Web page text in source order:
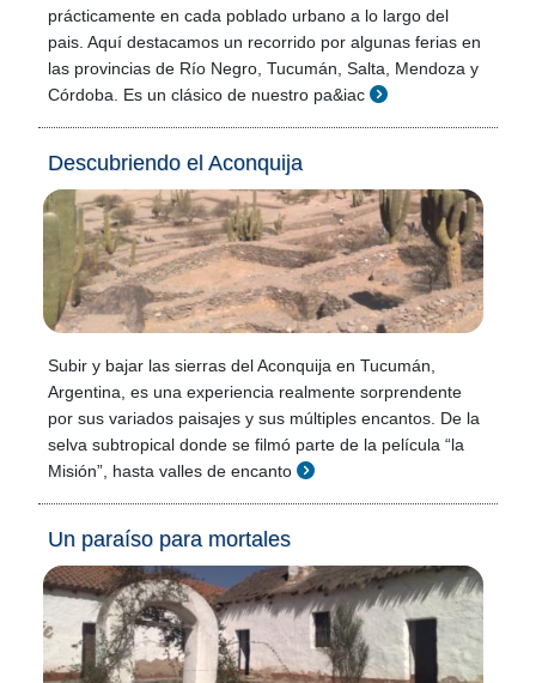
prácticamente en cada poblado urbano a lo largo del
pais. Aquí destacamos un recorrido por algunas ferias en
las provincias de Río Negro, Tucumán, Salta, Mendoza y
Córdoba. Es un clásico de nuestro pa&iac
Descubriendo el Aconquija
Subir y bajar las sierras del Aconquija en Tucumán,
Argentina, es una experiencia realmente sorprendente
por sus variados paisajes y sus múltiples encantos. De la
selva subtropical donde se filmó parte de la película “la
Misión”, hasta valles de encanto
Un paraíso para mortales